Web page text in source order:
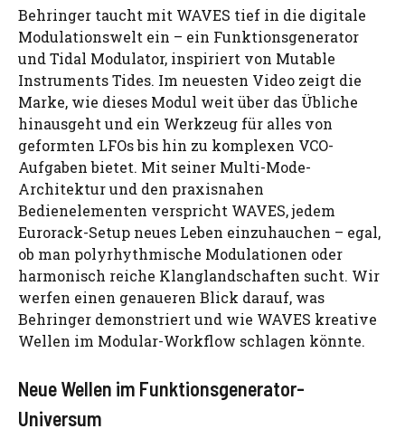
Behringer taucht mit WAVES tief in die digitale
Modulationswelt ein – ein Funktionsgenerator
und Tidal Modulator, inspiriert von Mutable
Instruments Tides. Im neuesten Video zeigt die
Marke, wie dieses Modul weit über das Übliche
hinausgeht und ein Werkzeug für alles von
geformten LFOs bis hin zu komplexen VCO-
Aufgaben bietet. Mit seiner Multi-Mode-
Architektur und den praxisnahen
Bedienelementen verspricht WAVES, jedem
Eurorack-Setup neues Leben einzuhauchen – egal,
ob man polyrhythmische Modulationen oder
harmonisch reiche Klanglandschaften sucht. Wir
werfen einen genaueren Blick darauf, was
Behringer demonstriert und wie WAVES kreative
Wellen im Modular-Workflow schlagen könnte.
Neue Wellen im Funktionsgenerator-
Universum